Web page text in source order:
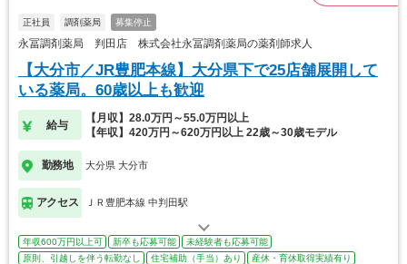
正社員 調剤薬局 募集停止
永冨調剤薬局 判田店 株式会社永冨調剤薬局の薬剤師求人
【大分市／JR豊肥本線】大分県下で25店舗展開して
いる薬局。60歳以上も歓迎
給与
【月収】28.0万円～55.0万円以上
【年収】420万円～620万円以上 22歳～30歳モデル
勤務地 大分県 大分市
アクセス ＪＲ豊肥本線 中判田駅
年収600万円以上可 新卒も応募可能
未経験者も応募可能
原則、引越しを伴う転勤なし
住宅補助（手当）あり
産休・育休取得実績有り